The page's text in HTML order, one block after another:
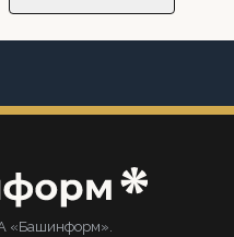
«Башинформ».